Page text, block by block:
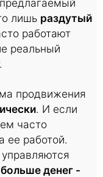
лишь раздутый
работают
реальный
продвижения
. И если
часто
ее работой.
больше денег -